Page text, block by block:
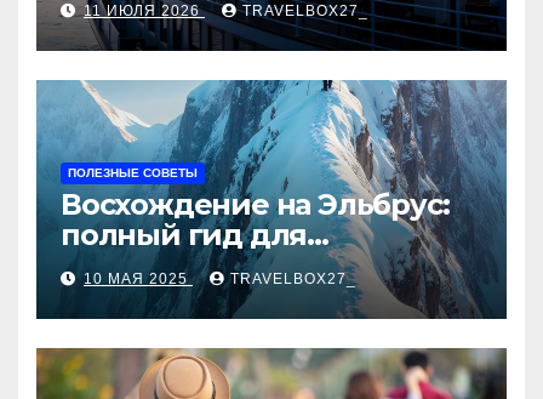
11 ИЮЛЯ 2026 TRAVELBOX27_
ПОЛЕЗНЫЕ СОВЕТЫ
Восхождение на Эльбрус:
полный гид для
покорителя высочайшей
вершины Европы
10 МАЯ 2025 TRAVELBOX27_